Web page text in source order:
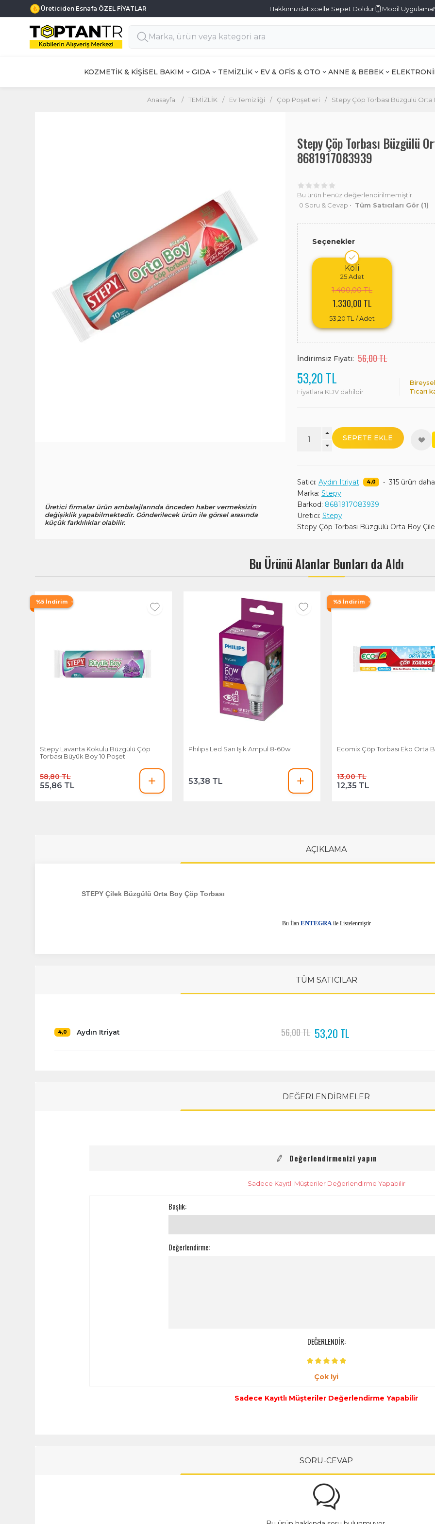
Üreticiden Esnafa ÖZEL FİYATLAR HakkımızdaExcelle Sepet Doldur Mobil Uygulama
KOZMETİK & KİŞİSEL BAKIM GIDA TEMİZLİK EV & OFİS & OTO ANNE & BEBEK
Anasayfa / TEMİZLİK / Ev Temizliği / Çöp Poşetleri / Stepy Çöp Torbası Büzgülü
Üretici firmalar ürün ambalajlarında önceden haber vermeksizin
değişiklik yapabilmektedir. Gönderilecek ürün ile görsel arasında
küçük farklılıklar olabilir.
Stepy Çöp Torbası Büzgülü
8681917083939
Bu ürün henüz değerlendirilmemiştir.
0 Soru & Cevap • Tüm Satıcıları Gör (1)
Seçenekler
Koli
25 Adet
1.400,00 TL
1.330,00 TL
53,20 TL / Adet
İndirimsiz Fiyatı: 56,00 TL
53,20 TL
Fiyatlara KDV dahildir
Ticari
SEPETE EKLE
Satıcı: Aydın Itriyat 4,0 • 315 ürün daha
Marka: Stepy
Barkod: 8681917083939
Üretici: Stepy
Stepy Çöp Torbası Büzgülü Orta Boy
Bu Ürünü Alanlar Bunları da Aldı
%5 İndirim
Stepy Lavanta Kokulu Büzgülü Çöp
Torbası Büyük Boy 10 Poşet
58,80 TL
55,86 TL
Phılıps Led Sarı Işık Ampul 8-60w
53,38 TL
%5 İndirim
Ecomix Çöp Torbası Eko Orta
13,00 TL
12,35 TL
AÇIKLAMA
STEPY Çilek Büzgülü Orta Boy Çöp Torbası
Bu İlan ENTEGRAile Listelenmiştir
TÜM SATICILAR
4,0 Aydın Itriyat 56,00 TL 53,20 TL
DEĞERLENDİRMELER
Değerlendirmenizi yapın
Sadece Kayıtlı Müşteriler Değerlendirme Yapabilir
Başlık:
Değerlendirme:
DEĞERLENDİR:
Çok Iyi
Sadece Kayıtlı Müşteriler Değerlendirme Yapabilir
SORU-CEVAP